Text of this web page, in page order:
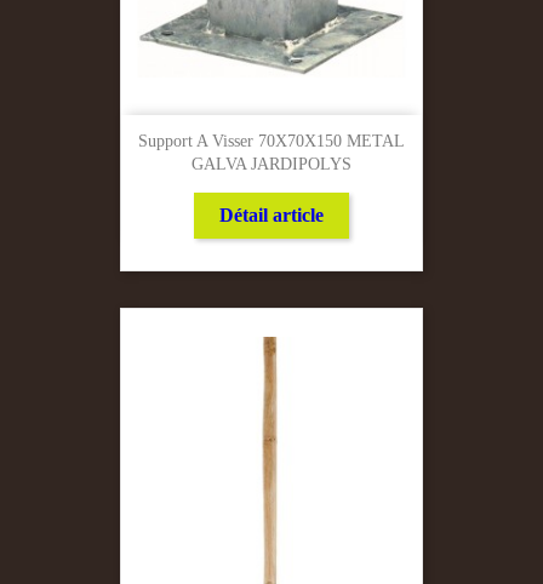
Support A Visser 70X70X150 METAL
GALVA JARDIPOLYS
Détail article